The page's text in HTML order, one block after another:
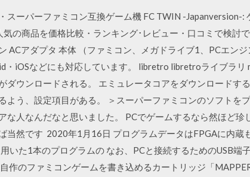
スーパーファミコン互換ゲーム機 FC TWIN -Japanversion-:
気の商品を価格比較・ランキング･レビュー・口コミで検討
ACアダプタ 本体 （ファミコン、メガドライブ1、PCエン
・iOSなどにも対応しています。 libretro libretroライブラリ
ダウンロードされる。 エミュレータコアをダウンロードす
よう、設定項目がある。 ＞スーパーファミコンのソフトを
な人なんだなと思いました。 PCでゲームするなら然ほど
当然です 2020年1月16日 プログラムデータはFPGAに内蔵
いた1本のプログラムの なお、PCと接続するためのUSB端
作のファミコンゲームを書き込めるカートリッジ「